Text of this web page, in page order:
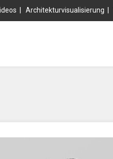
| Architekturvisualisierung |